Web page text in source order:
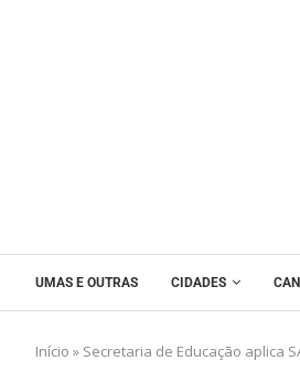
UMAS E OUTRAS CIDADES
Início » Secretaria de Educação aplica